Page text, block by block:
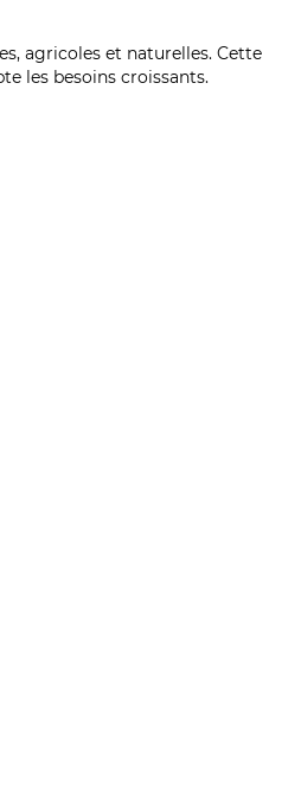
agricoles et naturelles. Cette
les besoins croissants.